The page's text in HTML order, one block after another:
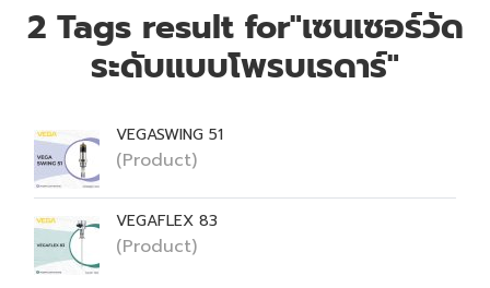
2 Tags result for"เซนเซอร์วัด
ระดับแบบโพรบเรดาร์"
VEGASWING 51
(Product)
VEGAFLEX 83
(Product)